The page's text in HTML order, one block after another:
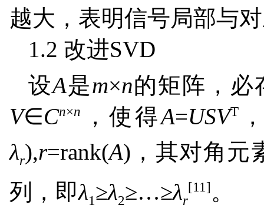
越大，表明信号局部与
1.2 改进SVD
设A是m×n的矩阵，必
V∈Cn×n ，使得A=USVT
λr),r=rank(A)，其对角元
列，即λ1 ≥λ2≥…≥λr
[11] 。